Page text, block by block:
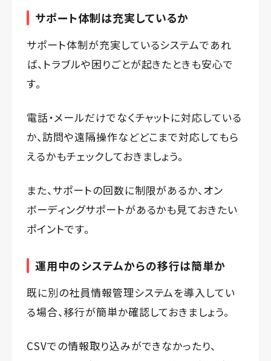
サポート体制は充実しているか
サポート体制が充実しているシステムであれ
ば、トラブルや困りごとが起きたときも安心で
す。
電話・メールだけでなくチャットに対応している
か、訪問や遠隔操作などどこまで対応してもら
えるかもチェックしておきましょう。
また、サポートの回数に制限があるか、オン
ボーディングサポートがあるかも見ておきたい
ポイントです。
運用中のシステムからの移行は簡単か
既に別の社員情報管理システムを導入してい
る場合、移行が簡単か確認しておきましょう。
CSVでの情報取り込みができなかったり、